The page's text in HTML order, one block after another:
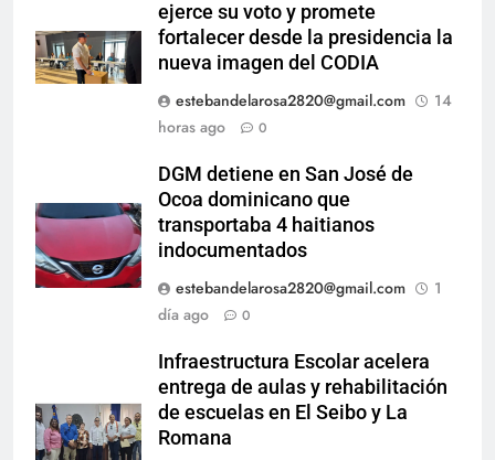
ejerce su voto y promete
fortalecer desde la presidencia la
nueva imagen del CODIA
estebandelarosa2820@gmail.com
14
horas ago
0
DGM detiene en San José de
Ocoa dominicano que
transportaba 4 haitianos
indocumentados
estebandelarosa2820@gmail.com
1
día ago
0
Infraestructura Escolar acelera
entrega de aulas y rehabilitación
de escuelas en El Seibo y La
Romana